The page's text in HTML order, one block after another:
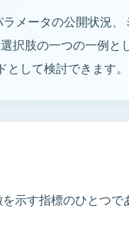
メータの公開状況、
肢の一つの一例とし
して検討できます。
示す指標のひとつで